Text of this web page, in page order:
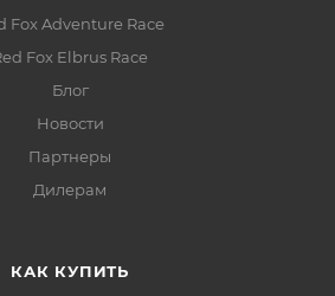
Fox Adventure Race
Fox Elbrus Race
Блог
Новости
Партнеры
Дилерам
КАК КУПИТЬ